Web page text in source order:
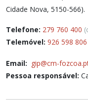
Cidade Nova, 5150-566).
Telefone: 279 760 400
Telemóvel: 926 598 806
Email: gip@cm-
Pessoa responsável: